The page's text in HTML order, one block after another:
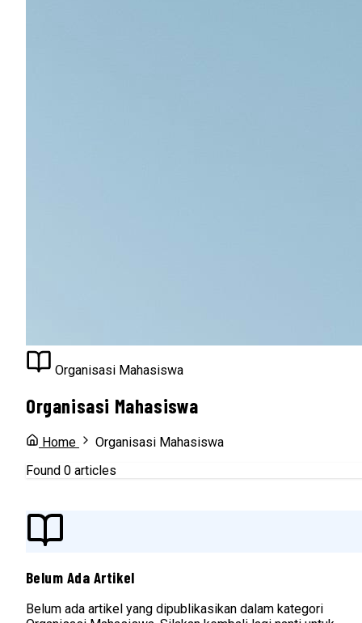
Organisasi Mahasiswa
Organisasi Mahasiswa
Home
Organisasi Mahasiswa
Found 0 articles
Belum Ada Artikel
Belum ada artikel yang dipublikasikan dalam kategori